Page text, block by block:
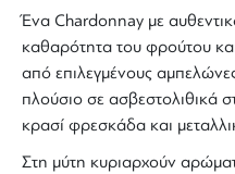
Ένα Chardonnay με
καθαρότητα του φρούτου
από επιλεγμένους
πλούσιο σε ασβεστολιθικά
κρασί φρεσκάδα και
Στη μύτη κυριαρχούν